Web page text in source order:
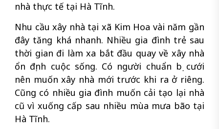
nhà thực tế tại Hà Tĩnh.
Nhu cầu xây nhà tại xã Kim Hoa vài năm gần
đây tăng khá nhanh. Nhiều gia đình trẻ sau
thời gian đi làm xa bắt đầu quay về xây nhà
ổn định cuộc sống. Có người chuẩn bị cưới
nên muốn xây nhà mới trước khi ra ở riêng.
Cũng có nhiều gia đình muốn cải tạo lại nhà
cũ vì xuống cấp sau nhiều mùa mưa bão tại
Hà Tĩnh.